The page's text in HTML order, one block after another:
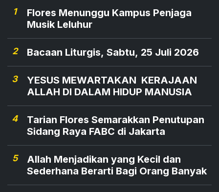
1
Flores Menunggu Kampus Penjaga
Musik Leluhur
2 Bacaan Liturgis, Sabtu, 25 Juli 2026
3
YESUS MEWARTAKAN KERAJAAN
ALLAH DI DALAM HIDUP MANUSIA
4
Tarian Flores Semarakkan Penutupan
Sidang Raya FABC di Jakarta
5
Allah Menjadikan yang Kecil dan
Sederhana Berarti Bagi Orang Banyak